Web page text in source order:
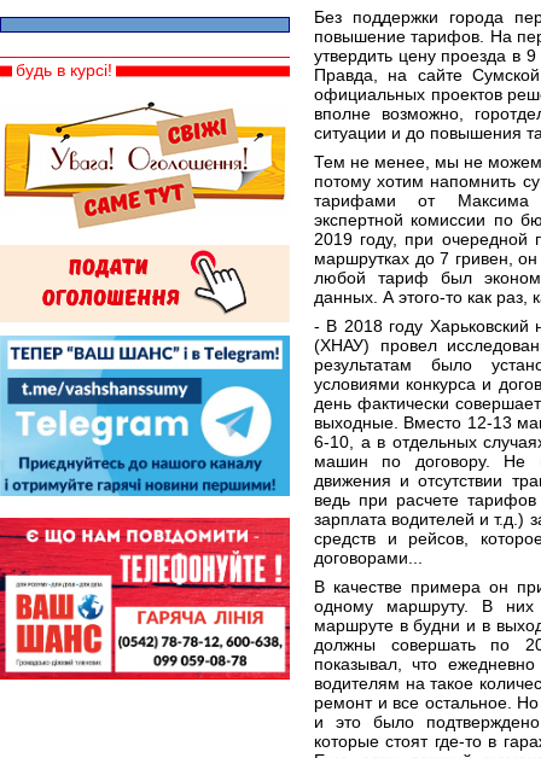
Без поддержки города
повышение тарифов. На
утвердить цену проезда в
Правда, на сайте
официальных проектов
вполне возможно,
ситуации и до повышения
Тем не менее, мы не можем
потому хотим напомнить
тарифами от Максима
экспертной комиссии по
2019 году, при очередной
маршрутках до 7 гривен,
любой тариф был
данных. А этого-то как раз,
- В 2018 году Харьковский
(ХНАУ) провел
результатам было
условиями конкурса и
день фактически
выходные. Вместо 12-13
6-10, а в отдельных
машин по договору. Не
движения и отсутствии
ведь при расчете
зарплата водителей и т.д.)
средств и рейсов,
договорами...
В качестве примера он
одному маршруту. В них
маршруте в будни и в
должны совершать по
показывал, что
водителям на такое
ремонт и все остальное.
и это было
которые стоят где-то в
будь в курсі!